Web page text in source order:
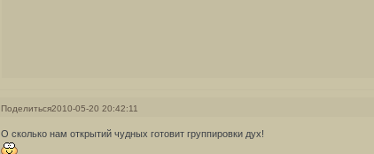
Поделиться2010-05-20 20:42:11
О сколько нам открытий чудных готовит группировки дух!